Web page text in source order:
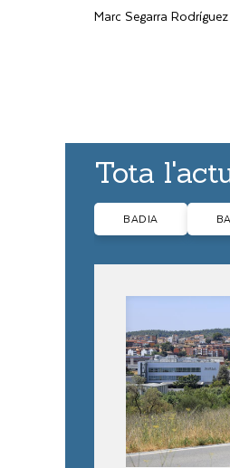
Marc Segarra Rodríguez
Tota
BADIA